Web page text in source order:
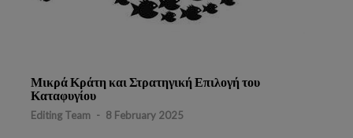
Μικρά Κράτη και Στρατηγική Επιλογή του
Καταφυγίου
Editing Team - 8 February 2025